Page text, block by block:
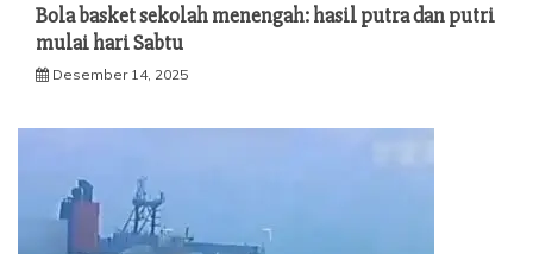
Bola basket sekolah menengah: hasil putra dan putri
mulai hari Sabtu
Desember 14, 2025